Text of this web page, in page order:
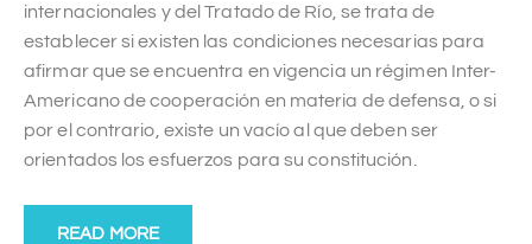
internacionales y del Tratado de Río, se trata de
establecer si existen las condiciones necesarias para
afirmar que se encuentra en vigencia un régimen Inter-
Americano de cooperación en materia de defensa, o si
por el contrario, existe un vacío al que deben ser
orientados los esfuerzos para su constitución.
READ MORE